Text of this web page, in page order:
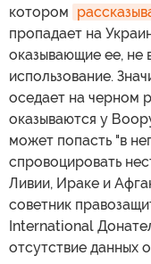
котором
пропадает на
оказывающие ее, не
использование.
оседает на черном
оказываются у
может попасть "в
спровоцировать
Ливии, Ираке и
советник
International
отсутствие данных